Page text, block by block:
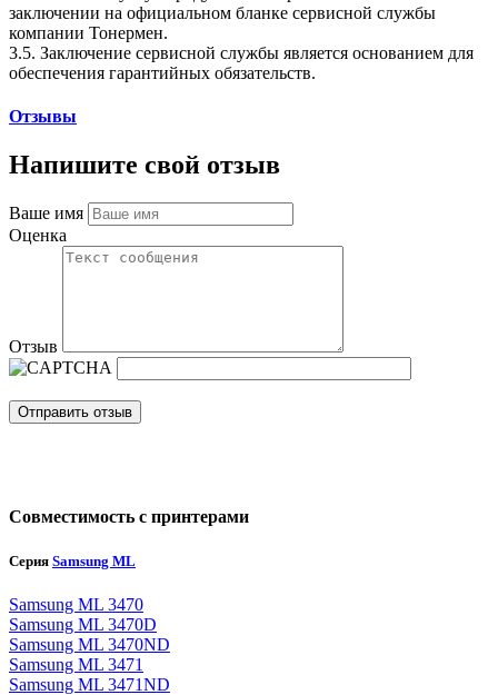
заключении на официальном бланке сервисной службы
компании Тонермен.
3.5. Заключение сервисной службы является основанием для
обеспечения гарантийных обязательств.
Отзывы
Напишите свой отзыв
Ваше имя
Оценка
Отзыв
Отправить отзыв
Совместимость с принтерами
Серия Samsung ML
Samsung ML 3470
Samsung ML 3470D
Samsung ML 3470ND
Samsung ML 3471
Samsung ML 3471ND